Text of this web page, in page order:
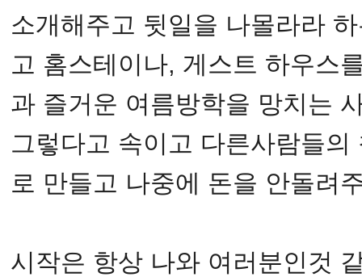
소개해주고 뒷일을 나몰라라
고 홈스테이나, 게스트 하우스
과 즐거운 여름방학을 망치는
그렇다고 속이고 다른사람들
로 만들고 나중에 돈을 안돌려
시작은 항상 나와 여러분인것